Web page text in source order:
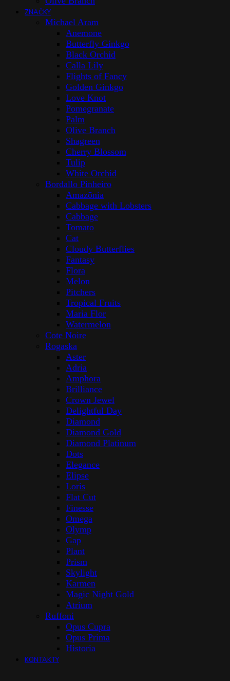
ZNAČKY
Michael Aram
Anemone
Butterfly Ginkgo
Black Orchid
Calla Lily
Flights of Fancy
Golden Ginkgo
Love Knot
Pomegranate
Palm
Olive Branch
Shagreen
Cherry Blossom
Tulip
White Orchid
Bordallo Pinheiro
Amazōnia
Cabbage with Lobsters
Cabbage
Tomato
Cat
Cloudy Butterflies
Fantasy
Flora
Melon
Pitchers
Tropical Fruits
Maria Flor
Watermelon
Cote Noire
Rogaska
Aster
Adria
Amphora
Brilliance
Crown Jewel
Delightful Day
Diamond
Diamond Gold
Diamond Platinum
Dots
Elegance
Elipse
Loris
Flat Cut
Finesse
Omega
Olymp
Gap
Plant
Prism
Skylight
Karmen
Magic Night Gold
Atrium
Ruffoni
Opus Cupra
Opus Prima
Historia
KONTAKTY